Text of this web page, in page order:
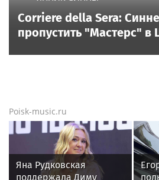
Corriere della Sera:
пропустить "Мастерс" в
Poisk-music.ru
Яна Рудковская
поддержала Диму